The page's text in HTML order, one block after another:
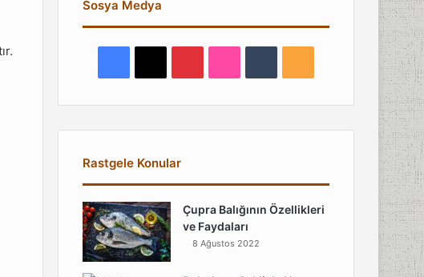
Sosya Medya
Rastgele Konular
Çupra Balığının Özellikleri
ve Faydaları
8 Ağustos 2022